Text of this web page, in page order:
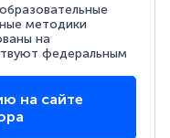
методики
на
федеральным
на сайте